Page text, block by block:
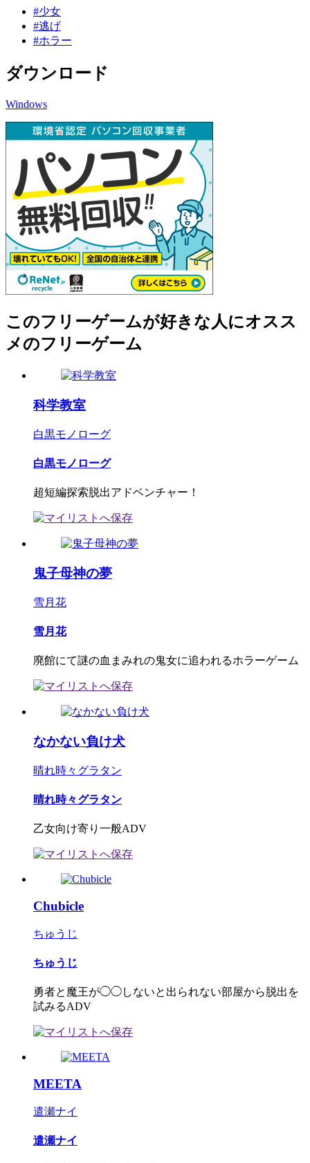
#少女
#逃げ
#ホラー
ダウンロード
Windows
このフリーゲームが好きな人にオスス
メのフリーゲーム
科学教室
白黒モノローグ
白黒モノローグ
超短編探索脱出アドベンチャー！
鬼子母神の夢
雪月花
雪月花
廃館にて謎の血まみれの鬼女に追われるホラーゲーム
なかない負け犬
晴れ時々グラタン
晴れ時々グラタン
乙女向け寄り一般ADV
Chubicle
ちゅうじ
ちゅうじ
勇者と魔王が◯◯しないと出られない部屋から脱出を
試みるADV
MEETA
遣瀬ナイ
遣瀬ナイ